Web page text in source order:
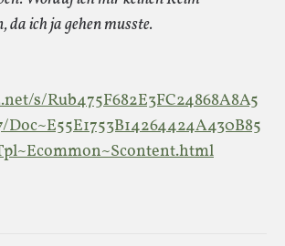
da ich ja gehen musste.
s/Rub475F682E3FC24868A8A5
Doc~E55E1753B14264424A430B85